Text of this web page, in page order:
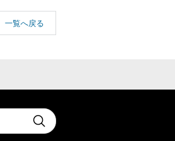
一覧へ戻る
Submit